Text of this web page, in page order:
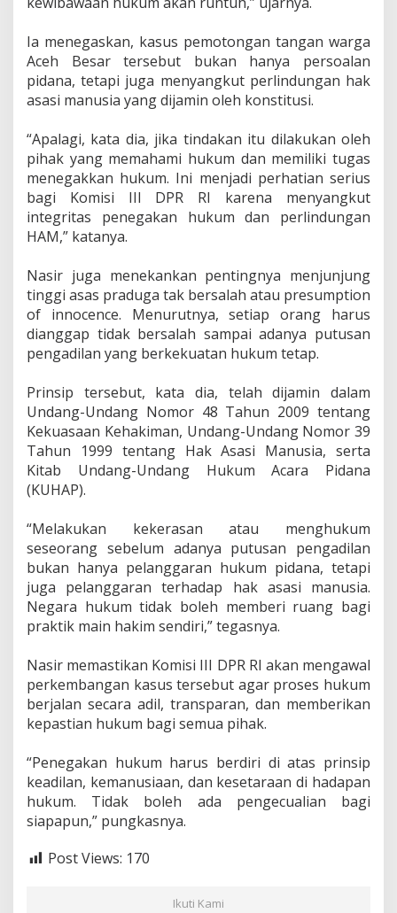
‎Ia menegaskan, kasus pemotongan tangan warga
Aceh Besar tersebut bukan hanya persoalan
pidana, tetapi juga menyangkut perlindungan hak
asasi manusia yang dijamin oleh konstitusi.
‎“Apalagi, kata dia, jika tindakan itu dilakukan oleh
pihak yang memahami hukum dan memiliki tugas
menegakkan hukum. Ini menjadi perhatian serius
bagi Komisi III DPR RI karena menyangkut
integritas penegakan hukum dan perlindungan
HAM,” katanya.
‎Nasir juga menekankan pentingnya menjunjung
tinggi asas praduga tak bersalah atau presumption
of innocence. Menurutnya, setiap orang harus
dianggap tidak bersalah sampai adanya putusan
pengadilan yang berkekuatan hukum tetap.
‎Prinsip tersebut, kata dia, telah dijamin dalam
Undang-Undang Nomor 48 Tahun 2009 tentang
Kekuasaan Kehakiman, Undang-Undang Nomor 39
Tahun 1999 tentang Hak Asasi Manusia, serta
Kitab Undang-Undang Hukum Acara Pidana
(KUHAP).
‎“Melakukan kekerasan atau menghukum
seseorang sebelum adanya putusan pengadilan
bukan hanya pelanggaran hukum pidana, tetapi
juga pelanggaran terhadap hak asasi manusia.
Negara hukum tidak boleh memberi ruang bagi
praktik main hakim sendiri,” tegasnya.
‎Nasir memastikan Komisi III DPR RI akan mengawal
perkembangan kasus tersebut agar proses hukum
berjalan secara adil, transparan, dan memberikan
kepastian hukum bagi semua pihak.
‎“Penegakan hukum harus berdiri di atas prinsip
keadilan, kemanusiaan, dan kesetaraan di hadapan
hukum. Tidak boleh ada pengecualian bagi
siapapun,” pungkasnya.
Post Views: 170
Ikuti Kami